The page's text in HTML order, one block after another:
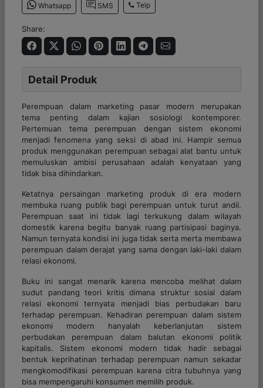
Whatsapp SMS Telp
Share:
Detail Produk
Perempuan dalam marketing pasar modern merupakan
tema penting dalam kajian sosiologi kontemporer.
Pertemuan tema perempuan dengan sistem ekonomi
menjadi fenomena yang seksi di abad ini. Hampir semua
produk menggunakan perempuan sebagai alat bantu untuk
memuluskan ambisi perusahaan adalah kenyataan yang
tidak bisa dihindarkan.
Ketatnya persaingan marketing produk di era modern
membuka ruang publik bagi perempuan untuk turut andil.
Perempuan saat ini tidak lagi terkukung dalam wilayah
domestik karena begitu banyak ruang partisipasi baginya.
Namun ternyata kondisi ini juga tidak serta merta membawa
perempuan dalam derajat yang sama dengan laki-laki dalam
relasi ekonomi.
Buku ini sangat menarik karena mencoba melihat dalam
sudut pandang teori kritis dimana struktur sosial dalam
relasi ekonomi ternyata menjadi bias perbudakan baru
terhadap perempuan. Kehadiran perempuan dalam sistem
ekonomi modern hanyalah keberlanjutan sistem
perbudakan perempuan dalam balutan ekonomi politik
kapitalis. Sistem ekonomi modern tidak hadir sebagai
bentuk keprihatinan terhadap perempuan namun sekadar
mengkomodifikasi perempuan karena citra tubuhnya yang
bisa mempengaruhi konsumen memilih produk.